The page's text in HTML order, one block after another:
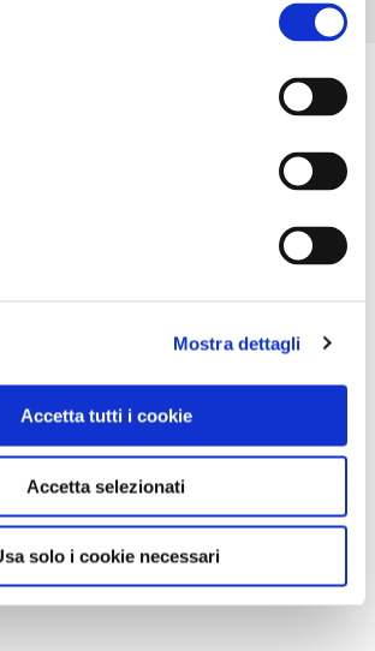
Mostra dettagli
Accetta tutti i cookie
Accetta selezionati
solo i cookie necessari